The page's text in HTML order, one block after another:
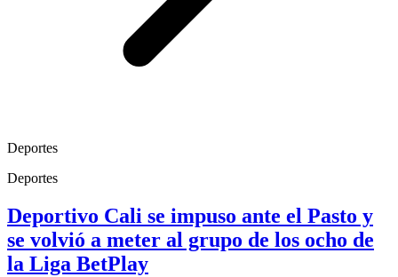
Deportes
Deportes
Deportivo Cali se impuso ante el Pasto y
se volvió a meter al grupo de los ocho de
la Liga BetPlay